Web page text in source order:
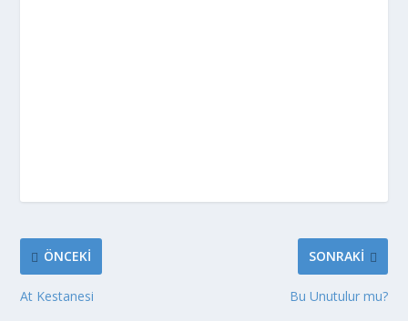
ÖNCEKI
At Kestanesi
SONRAKI
Bu Unutulur mu?